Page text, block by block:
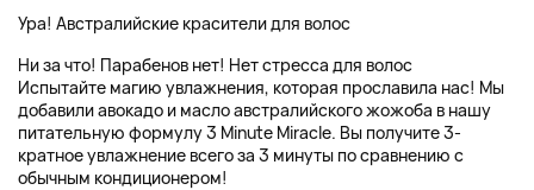
Ура! Австралийские красители для волос
Ни за что! Парабенов нет! Нет стресса для волос
Испытайте магию увлажнения, которая прославила нас! Мы
добавили авокадо и масло австралийского жожоба в нашу
питательную формулу 3 Minute Miracle. Вы получите 3-
кратное увлажнение всего за 3 минуты по сравнению с
обычным кондиционером!